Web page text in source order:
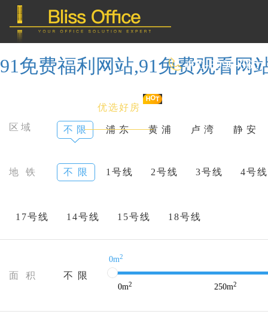
91免费福利网站,91免费观看网
400-8090-660
优选好房
区域 不 限 浦 东 黄 浦 卢 湾 静 安
地 铁 不 限 1号线 2号线 3号线 4号线
17号线 14号线 15号线 18号线
面 积 不 限
0m2
0m2 250m2